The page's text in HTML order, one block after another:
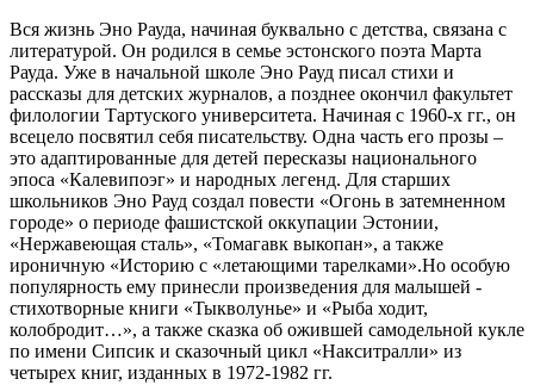
Вся жизнь Эно Рауда, начиная буквально с детства, связана с
литературой. Он родился в семье эстонского поэта Марта
Рауда. Уже в начальной школе Эно Рауд писал стихи и
рассказы для детских журналов, а позднее окончил факультет
филологии Тартуского университета. Начиная с 1960-х гг., он
всецело посвятил себя писательству. Одна часть его прозы –
это адаптированные для детей пересказы национального
эпоса «Калевипоэг» и народных легенд. Для старших
школьников Эно Рауд создал повести «Огонь в затемненном
городе» о периоде фашистской оккупации Эстонии,
«Нержавеющая сталь», «Томагавк выкопан», а также
ироничную «Историю с «летающими тарелками».Но особую
популярность ему принесли произведения для малышей -
стихотворные книги «Тыкволунье» и «Рыба ходит,
колобродит…», а также сказка об ожившей самодельной кукле
по имени Сипсик и сказочный цикл «Накситралли» из
четырех книг, изданных в 1972-1982 гг.